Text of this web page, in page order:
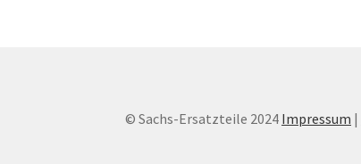
© Sachs-Ersatzteile 2024 Impressum |